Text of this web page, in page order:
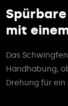
mit
Das
Handhabung,
Drehung für